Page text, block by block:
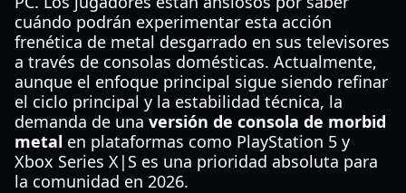
cuándo podrán experimentar esta acción
frenética de metal desgarrado en sus televisores
a través de consolas domésticas. Actualmente,
aunque el enfoque principal sigue siendo refinar
el ciclo principal y la estabilidad técnica, la
demanda de una versión de consola de morbid
metal en plataformas como PlayStation 5 y
Xbox Series X|S es una prioridad absoluta para
la comunidad en 2026.